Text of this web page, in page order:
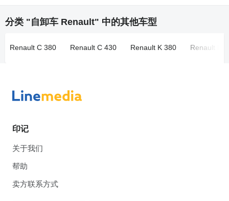
分类 "自卸车 Renault" 中的其他车型
Renault C 380 Renault C 430 Renault K 380 Renault
印记
关于我们
帮助
卖方联系方式